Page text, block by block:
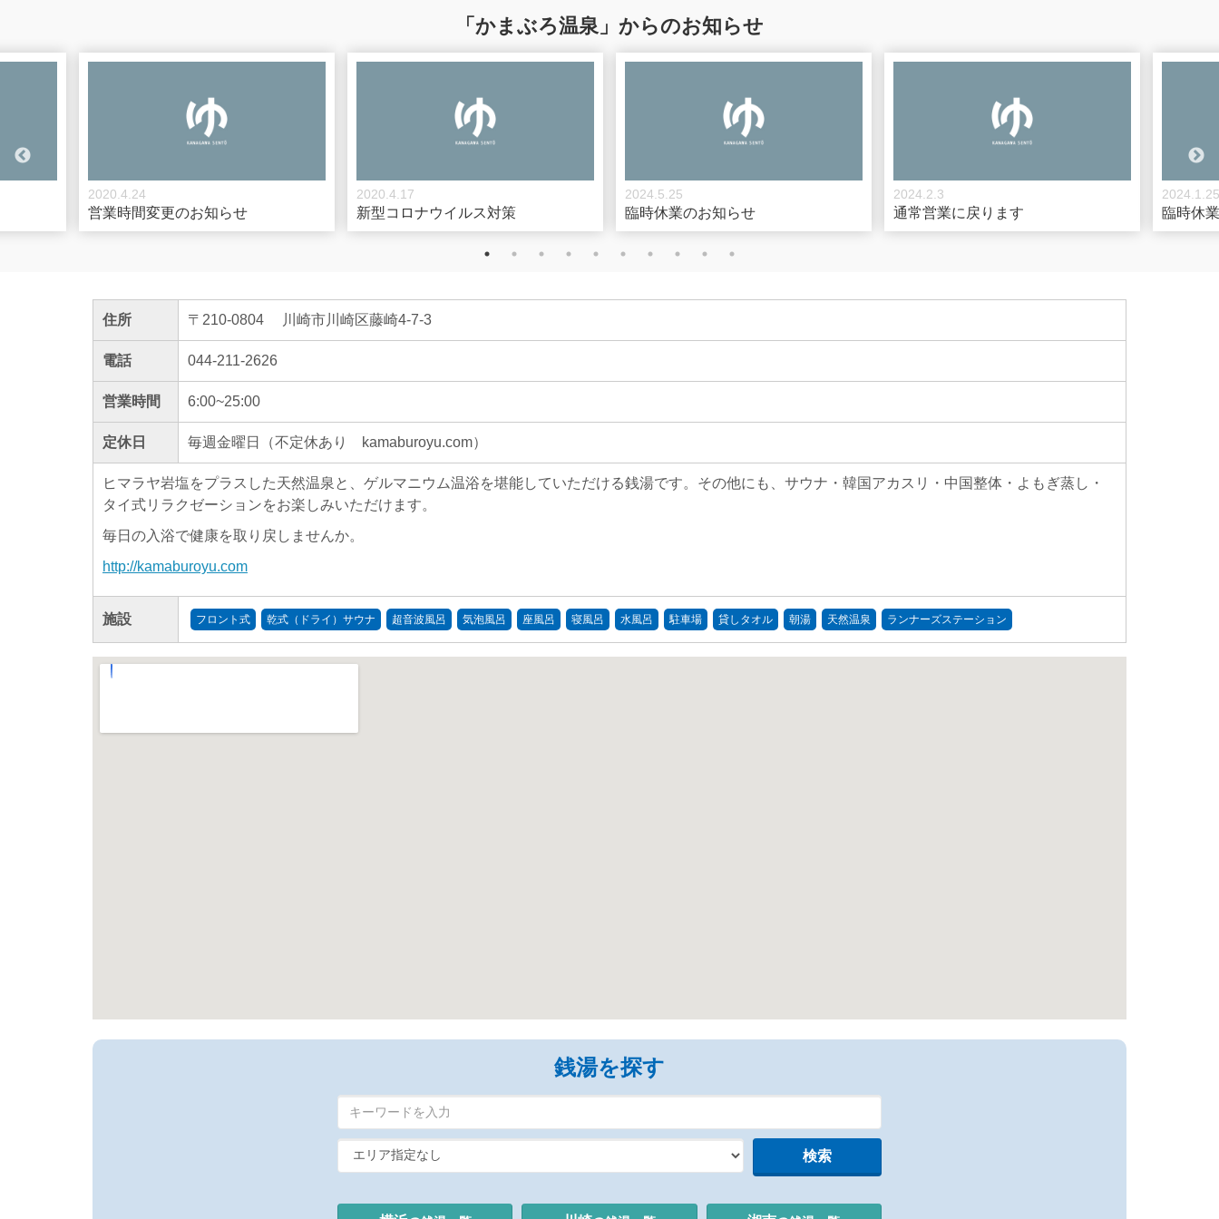
「かまぶろ温泉」からのお知らせ
2020.4.24
営業時間変更のお知らせ
2020.4.17
新型コロナウイルス対策
2024.5.25
臨時休業のお知らせ
2024.2.3
通常営業に戻ります
2024.1.25
臨時休
住所 〒210-0804 川崎市川崎区藤崎4-7-3
電話 044-211-2626
営業時間 6:00~25:00
定休日 毎週金曜日（不定休あり kamaburoyu.com）
ヒマラヤ岩塩をプラスした天然温泉と、ゲルマニウム温浴を堪能していただける銭湯です。その他にも、サウナ・韓国アカスリ・中国整体・よもぎ蒸し・
タイ式リラクゼーションをお楽しみいただけます。
毎日の入浴で健康を取り戻しませんか。
http://kamaburoyu.com
施設 フロント式 乾式（ドライ）サウナ 超音波風呂 気泡風呂 座風呂 寝風呂 水風呂 駐車場 貸しタオル 朝湯 天然温泉 ランナーズステーション
銭湯を探す